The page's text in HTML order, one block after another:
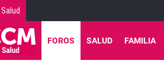
Salud
FOROS SALUD FAMILIA